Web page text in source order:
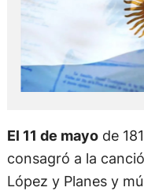
El 11 de mayode
consagró a la
López y Planes y